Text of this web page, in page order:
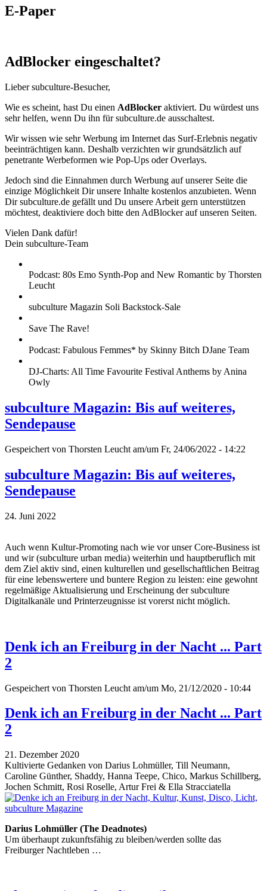
E-Paper
AdBlocker eingeschaltet?
Lieber subculture-Besucher,
Wie es scheint, hast Du einen AdBlocker aktiviert. Du würdest uns
sehr helfen, wenn Du ihn für subculture.de ausschaltest.
Wir wissen wie sehr Werbung im Internet das Surf-Erlebnis negativ
beeinträchtigen kann. Deshalb verzichten wir grundsätzlich auf
penetrante Werbeformen wie Pop-Ups oder Overlays.
Jedoch sind die Einnahmen durch Werbung auf unserer Seite die
einzige Möglichkeit Dir unsere Inhalte kostenlos anzubieten. Wenn
Dir subculture.de gefällt und Du unsere Arbeit gern unterstützen
möchtest, deaktiviere doch bitte den AdBlocker auf unseren Seiten.
Vielen Dank dafür!
Dein subculture-Team
Podcast: 80s Emo Synth-Pop and New Romantic by Thorsten
Leucht
subculture Magazin Soli Backstock-Sale
Save The Rave!
Podcast: Fabulous Femmes* by Skinny Bitch DJane Team
DJ-Charts: All Time Favourite Festival Anthems by Anina
Owly
subculture Magazin: Bis auf weiteres,
Sendepause
Gespeichert von Thorsten Leucht am/um Fr, 24/06/2022 - 14:22
subculture Magazin: Bis auf weiteres,
Sendepause
24. Juni 2022
Auch wenn Kultur-Promoting nach wie vor unser Core-Business ist
und wir (subculture urban media) weiterhin und hauptberuflich mit
dem Ziel aktiv sind, einen kulturellen und gesellschaftlichen Beitrag
für eine lebenswertere und buntere Region zu leisten: eine gewohnt
regelmäßige Aktualisierung und Erscheinung der subculture
Digitalkanäle und Printerzeugnisse ist vorerst nicht möglich.
Denk ich an Freiburg in der Nacht ... Part
2
Gespeichert von Thorsten Leucht am/um Mo, 21/12/2020 - 10:44
Denk ich an Freiburg in der Nacht ... Part
2
21. Dezember 2020
Kultivierte Gedanken von Darius Lohmüller, Till Neumann,
Caroline Günther, Shaddy, Hanna Teepe, Chico, Markus Schillberg,
Jochen Schmitt, Rosi Roselle, Artur Frei & Ella Stracciatella
Darius Lohmüller (The Deadnotes)
Um überhaupt zukunftsfähig zu bleiben/werden sollte das
Freiburger Nachtleben …